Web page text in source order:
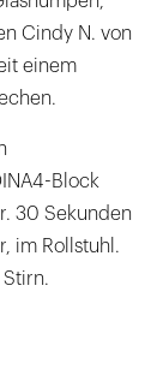
Cindy N. von
einem
Block
30 Sekunden
im Rollstuhl.